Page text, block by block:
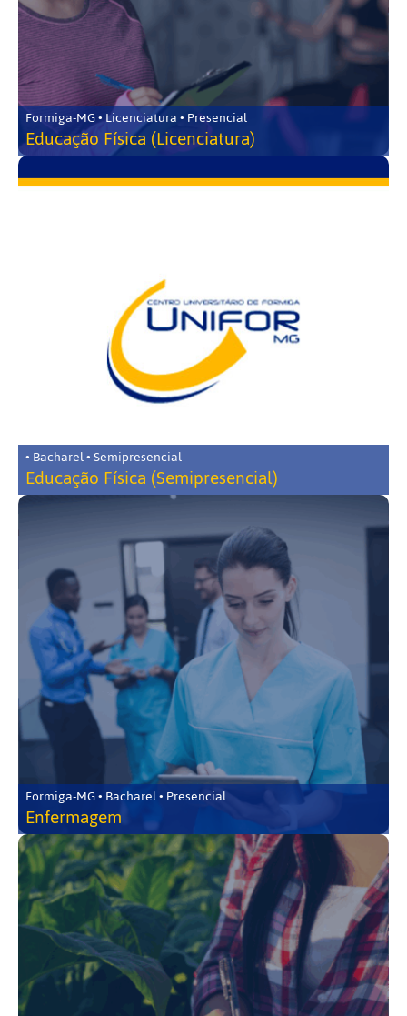
Formiga-MG • Licenciatura • Presencial
Educação Física (Licenciatura)
• Bacharel • Semipresencial
Educação Física (Semipresencial)
Formiga-MG • Bacharel • Presencial
Enfermagem